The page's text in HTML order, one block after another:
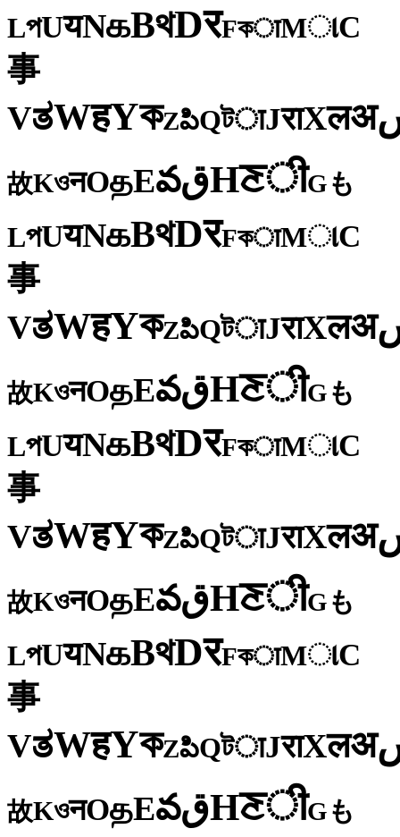
LপUयNகBথDरFকाMાC
事
VತWहYকZపిQটाJराXलअ
故KওनOதEవقHਣीGも
LপUयNகBথDरFকाMાC
事
VತWहYকZపిQটाJराXलअ
故KওनOதEవقHਣीGも
LপUयNகBথDरFকाMાC
事
VತWहYকZపిQটाJराXलअ
故KওनOதEవقHਣीGも
LপUयNகBথDरFকाMાC
事
VತWहYকZపిQটाJराXलअ
故KওनOதEవقHਣीGも